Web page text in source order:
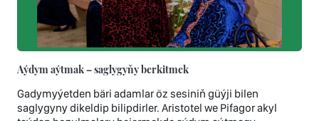
Aýdym aýtmak – saglygyňy berkitmek
Gadymyýetden bäri adamlar öz sesiniň güýji bilen
saglygyny dikeldip bilipdirler. Aristotel we Pifagor akyl